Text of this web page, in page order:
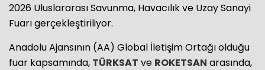
2026 Uluslararası Savunma, Havacılık ve Uzay Sanayi
Fuarı gerçekleştiriliyor.
Anadolu Ajansının (AA) Global İletişim Ortağı olduğu
fuar kapsamında, TÜRKSAT ve ROKETSAN arasında,